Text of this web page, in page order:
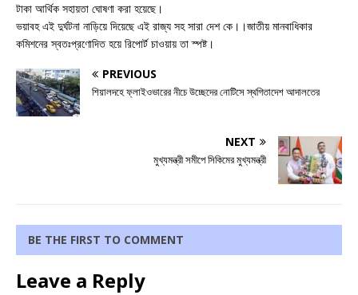
টাকা আর্থিক সহায়তা ঘোষণা করা হয়েছে।
ভয়াবহ এই দুর্ঘটনা নাড়িয়ে দিয়েছে এই রাজ্য সহ সারা দেশ কে।।জাতীয় মানবাধিকার
কমিশনের স্বতঃপ্রণোদিত হয়ে রিপোর্ট চাওয়ায় তা স্পষ্ট।
PREVIOUS
শিয়ালদহে ফ্লাইওভারের নীচে উচ্ছেদের নোটিসে স্থগিতাদেশ আদালতের
NEXT
মুখ্যমন্ত্রী সমীপে সিকিমের মুখ্যমন্ত্রী
BE THE FIRST TO COMMENT
Leave a Reply